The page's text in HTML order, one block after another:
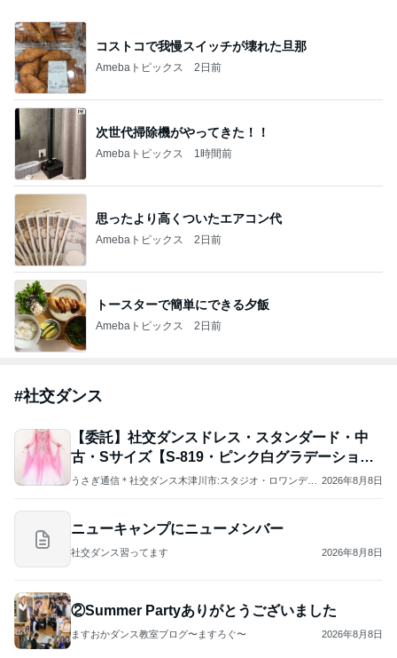
コストコで我慢スイッチが壊れた旦那
Amebaトピックス 2日前
次世代掃除機がやってきた！！
Amebaトピックス 1時間前
思ったより高くついたエアコン代
Amebaトピックス 2日前
トースターで簡単にできる夕飯
Amebaトピックス 2日前
#社交ダンス
【委託】社交ダンスドレス・スタンダード・中
古・Sサイズ【S-819・ピンク白グラデーショ
ン】
うさぎ通信＊社交ダンス木津川市:スタジオ・ロワンディ
2026年8月8日
ニューキャンプにニューメンバー
社交ダンス習ってます 2026年8月8日
②Summer Partyありがとうございました
ますおかダンス教室ブログ〜ますろぐ〜 2026年8月8日